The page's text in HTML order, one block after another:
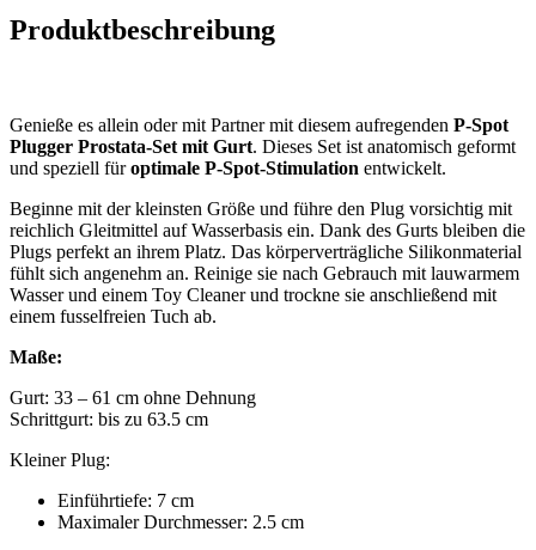
Produktbeschreibung
Genieße es allein oder mit Partner mit diesem aufregenden P-Spot
Plugger Prostata-Set mit Gurt. Dieses Set ist anatomisch geformt
und speziell füroptimale P-Spot-Stimulation entwickelt.
Beginne mit der kleinsten Größe und führe den Plug vorsichtig mit
reichlich Gleitmittel auf Wasserbasis ein. Dank des Gurts bleiben die
Plugs perfekt an ihrem Platz. Das körperverträgliche Silikonmaterial
fühlt sich angenehm an. Reinige sie nach Gebrauch mit lauwarmem
Wasser und einem Toy Cleaner und trockne sie anschließend mit
einem fusselfreien Tuch ab.
Maße:
Gurt: 33 – 61 cm ohne Dehnung
Schrittgurt: bis zu 63.5 cm
Kleiner Plug:
Einführtiefe: 7 cm
Maximaler Durchmesser: 2.5 cm